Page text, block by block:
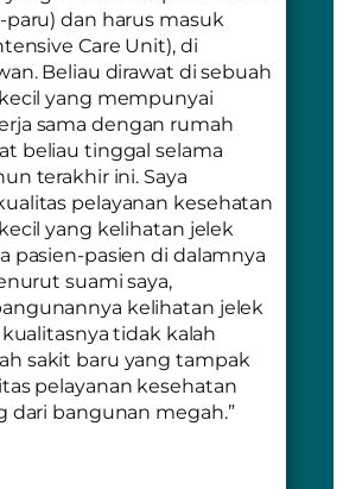
paru) dan harus masuk
Care Unit), di
Beliau dirawat di sebuah
yang mempunyai
sama dengan rumah
beliau tinggal selama
terakhir ini. Saya
pelayanan kesehatan
yang kelihatan jelek
pasien-pasien di dalamnya
suami saya,
kelihatan jelek
tidak kalah
sakit baru yang tampak
pelayanan kesehatan
dari bangunan megah.”